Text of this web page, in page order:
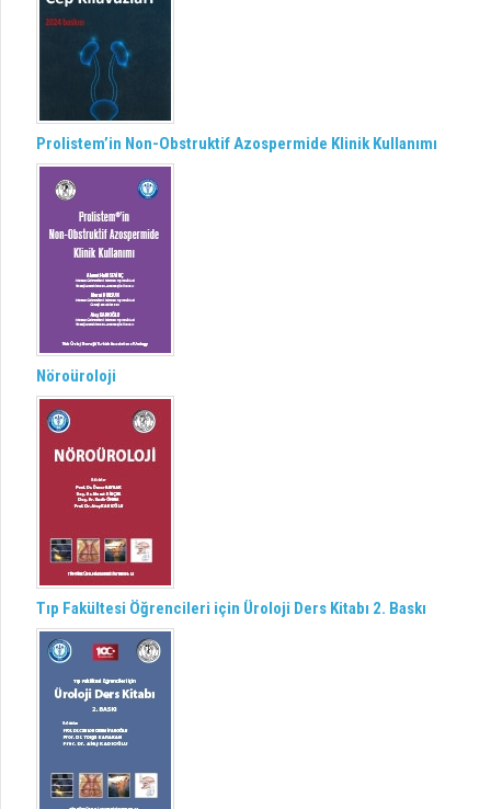
Prolistem’in Non-Obstruktif Azospermide Klinik Kullanımı
Nöroüroloji
Tıp Fakültesi Öğrencileri için Üroloji Ders Kitabı 2. Baskı